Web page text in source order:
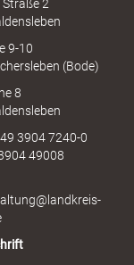
2
9-10
(Bode)
8
3904 7240-0
49008